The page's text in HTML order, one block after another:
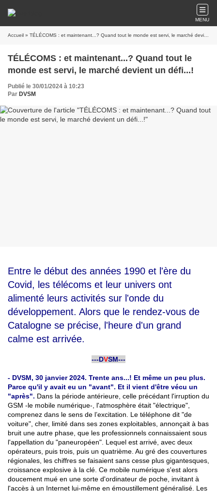
MENU
Accueil » TÉLÉCOMS : et maintenant...? Quand tout le monde est servi, le marché devient un défi...!
TÉLÉCOMS : et maintenant...? Quand tout le
monde est servi, le marché devient un défi...!
Publié le 30/01/2024 à 10:23
Par DVSM
Entre le début des années 1990 et l'ère du
Covid, les télécoms et leur univers ont
alimenté leurs activités sur l'onde du
développement. Alors que le rendez-vous de
Catalogne se précise, l'heure d'un grand
calme est arrivée.
---DVSM---
- DVSM, 30 janvier 2024. Trente ans...! Et même un peu plus.
Parce qu'il y avait eu un "avant". Et il vient d'être vécu un
"après". Dans la période antérieure, celle précédant l'irruption du
GSM -le mobile numérique-, l'atmosphère était "électrique",
comprenez dans le sens de l’excitation. Le téléphone dit "de
voiture", cher, limité dans ses zones exploitables, annonçait à bas
bruit une autre phase, que les professionnels connaissaient sous
l'appellation du "paneuropéen". Lequel est arrivé, avec deux
opérateurs, puis trois, puis un quatrième. Au gré des couvertures
régionales, les chiffres se faisaient sans cesse plus gigantesques,
croissance explosive à la clé. Ce mobile numérique s'est alors
doucement mué en une sorte d'ordinateur de poche, invitant à
l'accès à un Internet lui-même en émoustillement généralisé. Les